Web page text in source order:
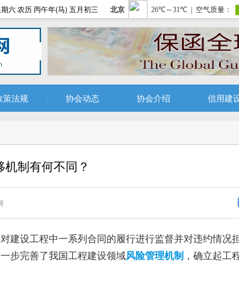
六 农历 丙午年(马) 五月初三
策法规 协会动态 协会介绍 信用建
制有何不同？
建设工程中一系列合同的履行进行监督并对违约情况
步完善了我国工程建设领域风险管理机制 ，确立起工